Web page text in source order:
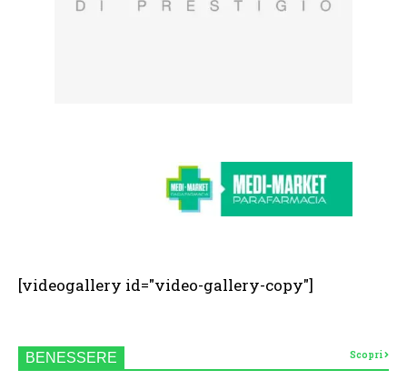
[videogallery id="video-gallery-copy"]
BENESSERE Scopri